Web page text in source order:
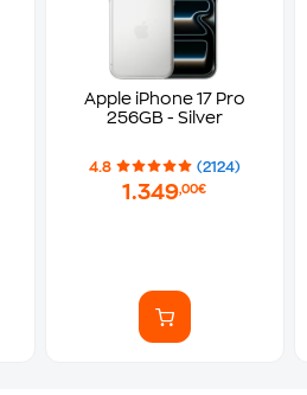
Apple iPhone 17 Pro
256GB - Silver
4.8 (2124)
1.349,00€